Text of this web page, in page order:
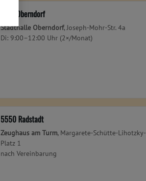
5110 Oberndorf
Stadthalle Oberndorf, Joseph-Mohr-Str. 4a
Di: 9:00–12:00 Uhr (2×/Monat)
5550 Radstadt
Zeughaus am Turm, Margarete-Schütte-Lihotzky-
Platz 1
nach Vereinbarung